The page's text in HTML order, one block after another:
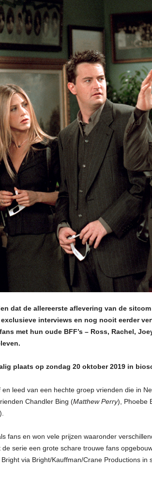
dat de allereerste aflevering van de
interviews en nog nooit eerder
met hun oude BFF’s – Ross, Rachel,
plaats op zondag 20 oktober 2019 in
leed van een hechte groep vrienden die in
Chandler Bing (Matthew Perry), Phoebe
).
fans en won vele prijzen waaronder
serie een grote schare trouwe fans
via Bright/Kauffman/Crane Productions in